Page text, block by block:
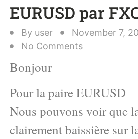
EURUSD par
By user
November 7,
No Comments
Bonjour
Pour la paire EURUSD
Nous pouvons voir que
clairement baissière sur